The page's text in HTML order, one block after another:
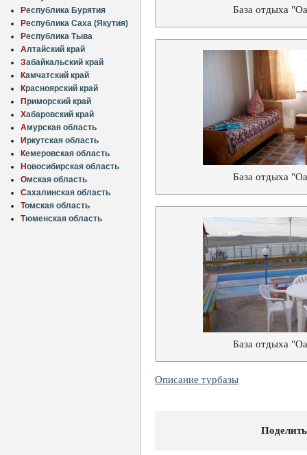
Республика Бурятия
Республика Саха (Якутия)
Республика Тыва
Алтайский край
Забайкальский край
Камчатский край
Красноярский край
Приморский край
Хабаровский край
Амурская область
Иркутская область
Кемеровская область
Новосибирская область
Омская область
Сахалинская область
Томская область
Тюменская область
База отдыха
База отдыха
База отдыха
Описание турбазы